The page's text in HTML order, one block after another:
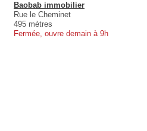
Baobab immobilier
Rue le Cheminet
495 mètres
Fermée, ouvre demain à 9h